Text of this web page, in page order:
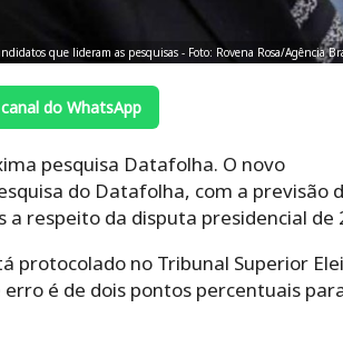
que lideram as pesquisas - Foto: Rovena Rosa/Agência
do WhatsApp
pesquisa Datafolha. O novo
do Datafolha, com a previsão
respeito da disputa presidencial de
protocolado no Tribunal Superior
é de dois pontos percentuais